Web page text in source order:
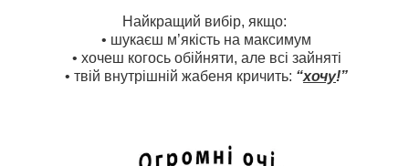
Найкращий вибір, якщо:
• шукаєш м’якість на максимум
• хочеш когось обійняти, але всі зайняті
• твій внутрішній жабеня кричить: “хочу!”